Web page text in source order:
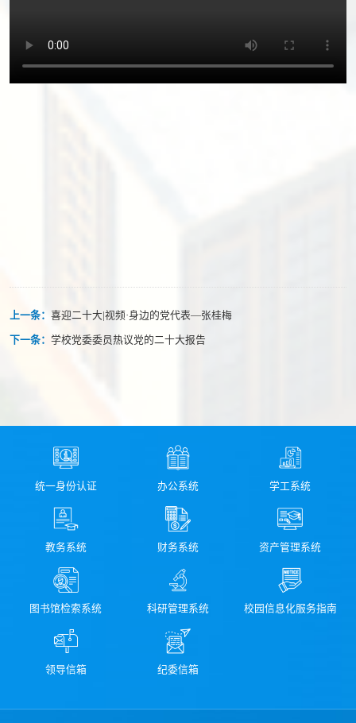
上一条： 喜迎二十大|视频·身边的党代表—张桂梅
下一条： 学校党委委员热议党的二十大报告
统一身份认证 办公系统 学工系统
教务系统 财务系统 资产管理系统
图书馆检索系统 科研管理系统 校园信息化服务指南
领导信箱 纪委信箱